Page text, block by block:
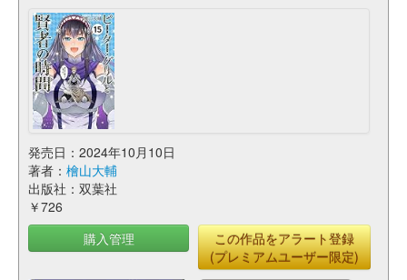
発売日：2024年10月10日
著者： 檜山大輔
出版社：双葉社
￥726
購入管理
この作品をアラート登録
(プレミアムユーザー限定)